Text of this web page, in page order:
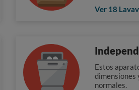
Ver 18
Estos
dimensiones
normales.